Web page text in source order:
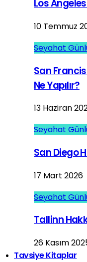
Los Angeles
10 Temmuz
Seyahat
San
Ne Yapılır?
13 Haziran
Seyahat
San Diego
17 Mart 2026
Seyahat
Tallinn
26 Kasım
Tavsiye Kitaplar